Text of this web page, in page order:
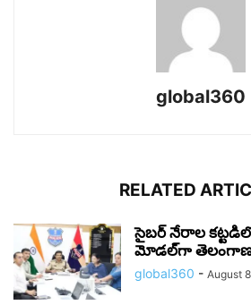
global360
RELATED
సైబర్ నేరాల
మోడల్‌గా
global360 - August